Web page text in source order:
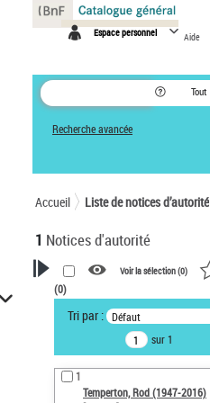
Espace personnel Aide
Tout
Recherche avancée
Accueil Liste de notices d’autorité
1 Notices d'autorité
VOTRE RECHERCHE
Recherche avancée dans les
notices d’autorité
Œuvres liées à l'auteur :
Temperton, Rod (1947-2016)
Voir la sélection (0)
(0)
Tri par : Défaut
sur 1
1
Temperton, Rod (1947-2016)
Panneau de gestion des cookies